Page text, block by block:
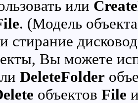
или
. (Модель
стирание
Вы можете
DeleteFolder
объектов File